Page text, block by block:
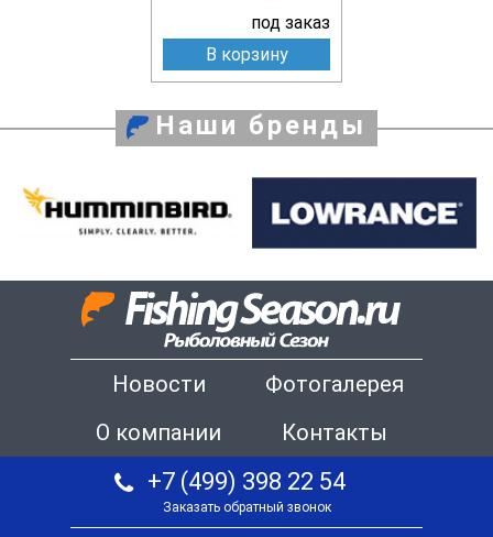
под заказ
В корзину
Наши бренды
Новости
Фотогалерея
О компании
Контакты
+7 (499) 398 22 54
Заказать обратный звонок